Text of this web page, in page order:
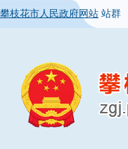
攀枝花市人民政府网站 站群